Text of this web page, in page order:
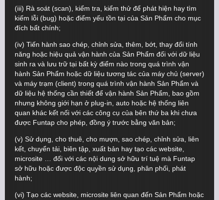
(iii) Rà soát (scan), kiểm tra, kiểm thử để phát hiện hay tìm
kiếm lỗi (bug) hoặc điểm yếu tồn tại của Sản Phẩm cho mục
đích bất chính;
(iv) Tiến hành sao chép, chỉnh sửa, thêm, bớt, thay đổi tính
năng hoặc hiệu quả vận hành của Sản Phẩm đối với dữ liệu
sinh ra và lưu trữ tại bất kỳ điểm nào trong quá trình vận
hành Sản Phẩm hoặc dữ liệu tương tác của máy chủ (server)
và máy trạm (client) trong quá trình vận hành Sản Phẩm và
dữ liệu hệ thống cần thiết để vận hành Sản Phẩm, bao gồm
nhưng không giới hạn ở plug-in, auto hoặc hệ thống liên
quan khác kết nối với các công cụ của bên thứ ba khi chưa
được Funtap cho phép, đồng ý trước bằng văn bản;
(v) Sử dụng, cho thuê, cho mượn, sao chép, chỉnh sửa, liên
kết, chuyển tải, biên tập, xuất bản hay tạo các website,
microsite … đối với các nội dung sở hữu trí tuệ mà Funtap
sở hữu hoặc được độc quyền sử dụng, phân phối, phát
hành;
(vi) Tạo các website, microsite liên quan đến Sản Phẩm hoặc